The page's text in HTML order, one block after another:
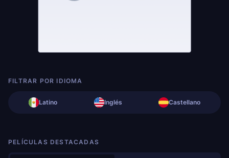
FILTRAR POR IDIOMA
Latino Inglés Castellano
PELÍCULAS DESTACADAS